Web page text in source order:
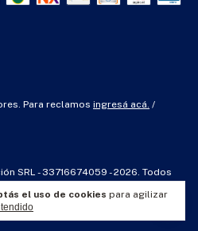
el uso de cookies para agilizar
Para reclamos ingresá acá. /
SRL - 33716674059 - 2026. Todos